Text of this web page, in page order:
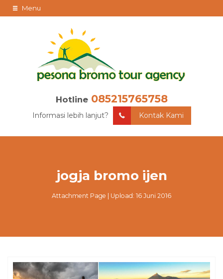
Menu
Hotline 085215765758
Informasi lebih lanjut? Kontak Kami
jogja bromo ijen
Attachment Page | Upload: 16 Juni 2016